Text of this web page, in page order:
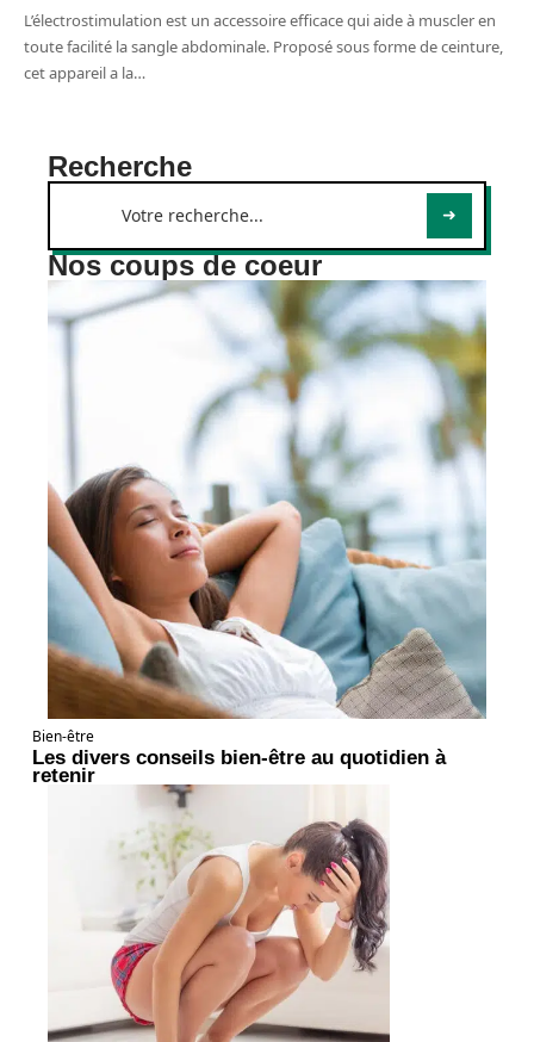
L’électrostimulation est un accessoire efficace qui aide à muscler en
toute facilité la sangle abdominale. Proposé sous forme de ceinture,
cet appareil a la…
Recherche
Nos coups de coeur
Bien-être
Les divers conseils bien-être au quotidien à
retenir